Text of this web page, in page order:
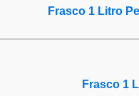
Frasco 1 Litro
Frasco 1